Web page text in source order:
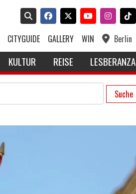
CITYGUIDE GALLERY WIN Berlin
KULTUR REISE LESBERANZA